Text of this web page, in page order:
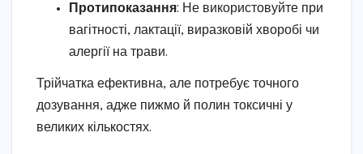
Протипоказання: Не використовуйте при
вагітності, лактації, виразковій хворобі чи
алергії на трави.
Трійчатка ефективна, але потребує точного
дозування, адже пижмо й полин токсичні у
великих кількостях.